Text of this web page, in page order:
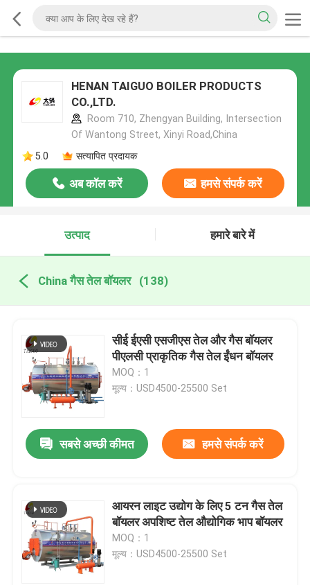
HENAN TAIGUO BOILER PRODUCTS
CO.,LTD.
Room 710, Zhengyan Building, Intersection
Of Wantong Street, Xinyi Road,China
5.0
सत्यापित प्रदायक
अब कॉल करें हमसे संपर्क करें
उत्पाद हमारे बारे में
China गैस तेल बॉयलर (138)
सीई ईएसी एसजीएस तेल और गैस बॉयलर
पीएलसी प्राकृतिक गैस तेल ईंधन बॉयलर
MOQ：1
मूल्य：USD4500-25500 Set
सबसे अच्छी कीमत हमसे संपर्क करें
आयरन लाइट उद्योग के लिए 5 टन गैस तेल
बॉयलर अपशिष्ट तेल औद्योगिक भाप बॉयलर
MOQ：1
मूल्य：USD4500-25500 Set